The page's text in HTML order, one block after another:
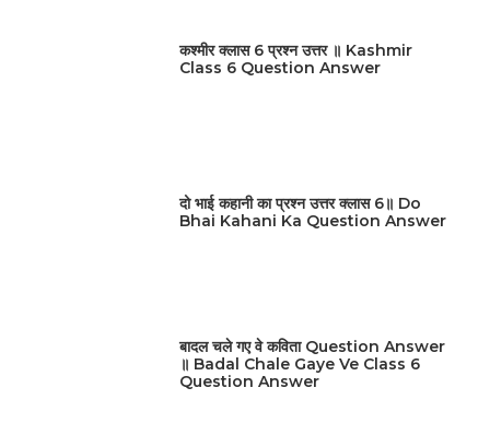
कश्मीर क्लास 6 प्रश्न उत्तर ॥ Kashmir
Class 6 Question Answer
दो भाई कहानी का प्रश्न उत्तर क्लास 6॥ Do
Bhai Kahani Ka Question Answer
बादल चले गए वे कविता Question Answer
॥ Badal Chale Gaye Ve Class 6
Question Answer